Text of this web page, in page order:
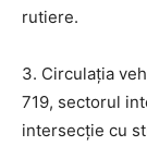
rutiere.
3. Circulația
719, sectorul
intersecție cu